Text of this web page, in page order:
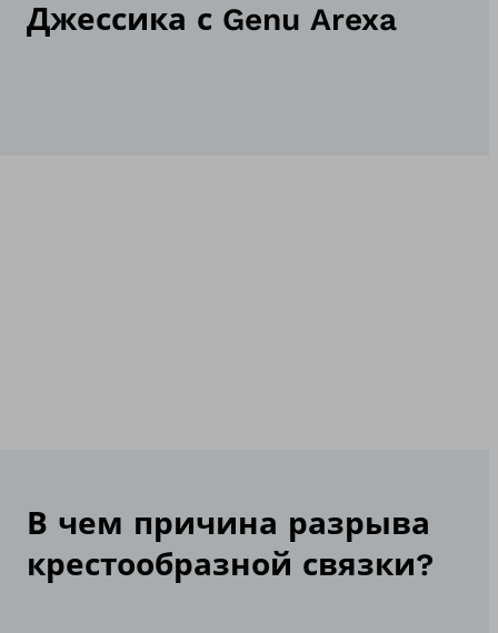
Джессика с Genu Arexa
В чем причина разрыва
крестообразной связки?